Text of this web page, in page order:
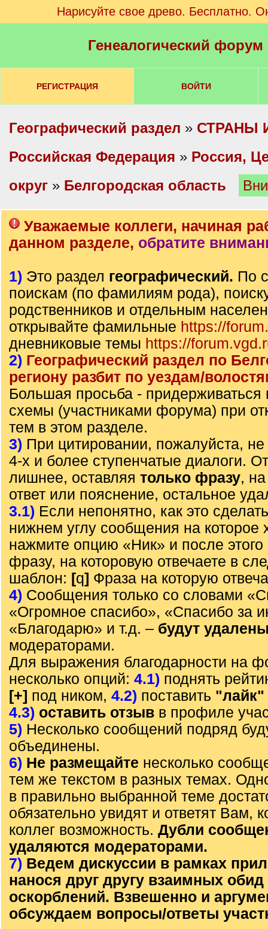
Нарисуйте свое древо. Бесплатно.
Генеалогический
РЕГИСТРАЦИЯ ВОЙТИ
Географический раздел » СТРАНЫ
Российская Федерация » Россия,
округ » Белгородская область
Уважаемые коллеги, начиная
данном разделе, обратите
1) Это раздел географический. По
поискам (по фамилиям рода),
родственников и отдельным
открывайте фамильные https://
дневниковые темы https://
2) Географический раздел по
региону разбит по уездам/
Большая просьба - придерживаться
схемы (участниками форума) при
тем в этом разделе.
3) При цитировании, пожалуйста, не
4-х и более ступенчатые диалоги.
лишнее, оставляя только фразу,
ответ или пояснение, остальное
3.1) Если непонятно, как это
нижнем углу сообщения на которое
нажмите опцию «Ник» и после этого
фразу, на которовую отвечаете в
шаблон: [q] Фраза на которую
4) Сообщения только со словами
«Огромное спасибо», «Спасибо за
«Благодарю» и т.д. – будут
модераторами.
Для выражения благодарности на
несколько опций: 4.1) поднять
[+] под ником, 4.2) поставить "лайк"
4.3) оставить отзыв в профиле
5) Несколько сообщений подряд
объединены.
6) Не размещайте несколько
тем же текстом в разных темах.
в правильно выбранной теме
обязательно увидят и ответят Вам,
коллег возможность. Дубли
удаляются модераторами.
7) Ведем дискуссии в рамках
нанося друг другу взаимных обид
оскорблений. Взвешенно и
обсуждаем вопросы/ответы